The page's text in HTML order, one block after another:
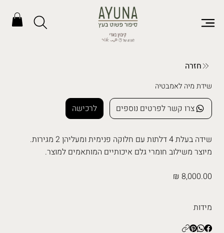
חזרה
שידת מיה לאמבטיה
לרכישה צרו קשר לפרטים נוספים
שידה בעלת 4 דלתות עם חלוקה פנימית ומעליהן 2 מגירות.
מיוצר משילוב חומרי גלם איכותיים המותאמים למוצר.
8,000.00 ₪
מידות